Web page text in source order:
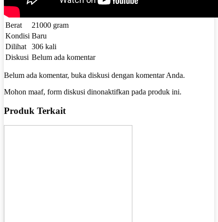
Berat
21000 gram
Kondisi Baru
Dilihat
306 kali
Diskusi Belum ada komentar
Belum ada komentar, buka diskusi dengan komentar Anda.
Mohon maaf, form diskusi dinonaktifkan pada produk ini.
Produk Terkait